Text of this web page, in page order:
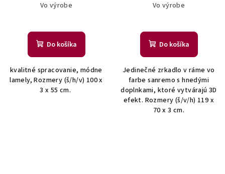
Vo výrobe
Do košíka
kvalitné spracovanie, módne
lamely, Rozmery (š/h/v) 100 x
3 x 55 cm.
Vo výrobe
Do košíka
Jedinečné zrkadlo v ráme vo
farbe sanremo s hnedými
doplnkami, ktoré vytvárajú 3D
efekt. Rozmery (š/v/h) 119 x
70 x 3 cm.